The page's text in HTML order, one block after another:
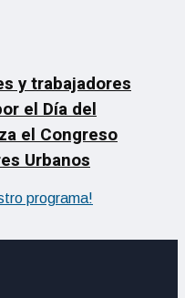
y trabajadores
el Día del
el Congreso
Urbanos